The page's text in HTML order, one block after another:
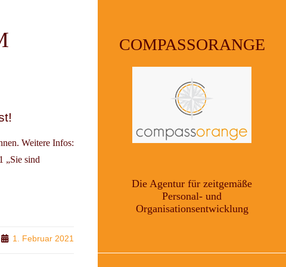
Weitere Infos:
„Sie sind
1. Februar 2021
COMPASSORANGE
Die Agentur für zeitgemäße
Personal- und
Organisationsentwicklung